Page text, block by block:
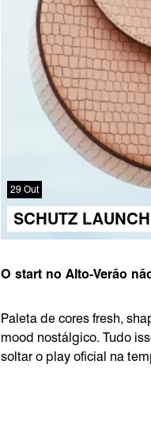
29 Out
SCHUTZ
O start no Alto-Verão
Paleta de cores fresh,
mood nostálgico. Tudo
soltar o play oficial na